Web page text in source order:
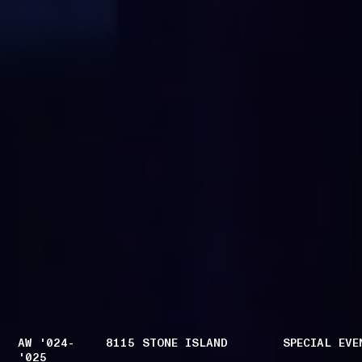
AW '024-
'025
8115 STONE ISLAND SPECIAL